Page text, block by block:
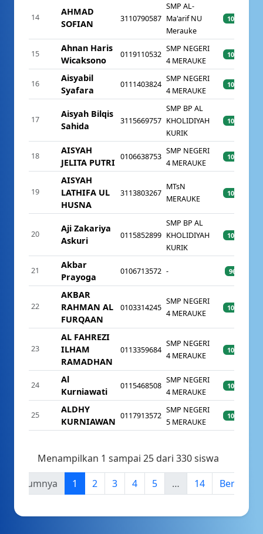
14
AHMAD
SOFIAN
3110790587
SMP AL-
Ma'arif NU
Merauke
100%
15
Ahnan Haris
Wicaksono
0119110532
SMP NEGERI
4 MERAUKE
100%
16
Aisyabil
Syafara
0111403824
SMP NEGERI
4 MERAUKE
100%
17
Aisyah Bilqis
Sahida
3115669757
SMP BP AL
KHOLIDIYAH
KURIK
100%
18
AISYAH
JELITA PUTRI
0106638753
SMP NEGERI
4 MERAUKE
100%
19
AISYAH
LATHIFA UL
HUSNA
3113803267
MTsN
MERAUKE
100%
20
Aji Zakariya
Askuri
0115852899
SMP BP AL
KHOLIDIYAH
KURIK
100%
21
Akbar
Prayoga
0106713572 - 96%
22
AKBAR
RAHMAN AL
FURQAAN
0103314245
SMP NEGERI
4 MERAUKE
100%
23
AL FAHREZI
ILHAM
RAMADHAN
0113359684
SMP NEGERI
4 MERAUKE
100%
24
Al
Kurniawati
0115468508
SMP NEGERI
4 MERAUKE
100%
25
ALDHY
KURNIAWAN
0117913572
SMP NEGERI
5 MERAUKE
100%
Menampilkan 1 sampai 25 dari 330 siswa
Sebelumnya
1 2 3 4 5 … 14